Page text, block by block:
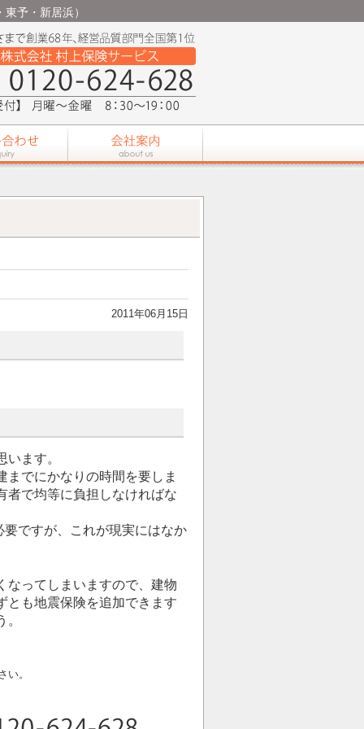
予・新居浜）
2011年06月15日
ます。
でにかなりの時間を要しま
者で均等に負担しなければな
ですが、これが現実にはなか
なってしまいますので、建物
とも地震保険を追加できます
い。